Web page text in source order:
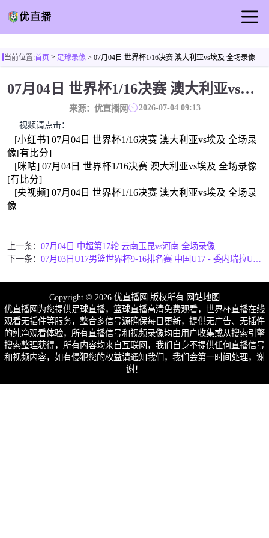
篮球直播
足球新闻
当前位置:首页> 足球录像> 07月04日 世界杯1/16决赛 澳大利亚vs埃及 全场录像
07月04日 世界杯1/16决赛 澳大利亚vs埃及 全场录像
来源：优直播网 2026-07-04 09:13
视频请点击：
[小红书] 07月04日 世界杯1/16决赛 澳大利亚vs埃及 全场录
像[有比分]
[咪咕] 07月04日 世界杯1/16决赛 澳大利亚vs埃及 全场录像
[有比分]
[央视频] 07月04日 世界杯1/16决赛 澳大利亚vs埃及 全场录
像
上一条： 07月04日 中超第17轮 云南玉昆vs河南 全场录像
下一条：
07月03日U17男篮世界杯9-16排名赛 中国U17 - 委内瑞拉U17 全场录像
Copyright © 2026 优直播网 版权所有 网站地图
优直播网为您提供足球直播，篮球直播高清免费观看，世界杯直播在线
观看无插件等服务，整合多信号源确保每日更新，提供无广告、无插件
的纯净观看体验，所有直播信号和视频录像均由用户收集或从搜索引擎
搜索整理获得，所有内容均来自互联网，我们自身不提供任何直播信号
和视频内容，如有侵犯您的权益请通知我们，我们会第一时间处理，谢
谢！